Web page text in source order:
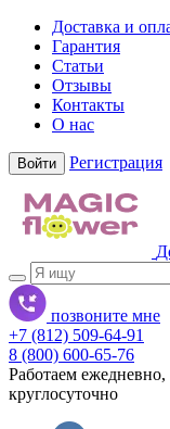
Доставка и
Гарантия
Статьи
Отзывы
Контакты
О нас
Войти Регистрация
позвоните мне
+7 (812) 509-64-91
8 (800) 600-65-76
Работаем ежедневно,
круглосуточно